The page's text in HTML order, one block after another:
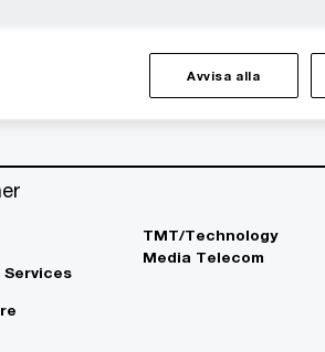
medier
TMT/Technology
Media Telecom
Avvisa alla